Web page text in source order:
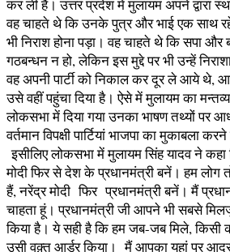
कर ली है। उत्तर प्रदेश में मुलायम अपने द्वारा
वह चाहते थे कि उनके पुत्र और भाई एक साथ
भी निराश होना पड़ा। वह चाहते थे कि सपा और
गठबन्धन न हो, लेकिन इस मुद्दे पर भी उन्हें
वह अपनी पार्टी को निकाल कर दूर ले आये थे,
उसे वहीं पहुंचा दिया है। ऐसे में मुलायम का
लोकसभा में दिया गया उनका भाषण तथ्यों पर
वर्तमान विपक्षी पार्टियां भाजपा का मुकाबला
इसीलिए लोकसभा में मुलायम सिंह यादव ने
मोदी फिर से देश के प्रधानमंत्री बनें। हम
हैं, नरेंद्र मोदी फिर प्रधानमंत्री बनें। मैं
चाहता हूं। प्रधानमंत्री जी आपने भी सबसे
किया है। ये सही है कि हम जब-जब मिले,
उसी वक़्त आर्डर किया। मैं आपका यहां पर